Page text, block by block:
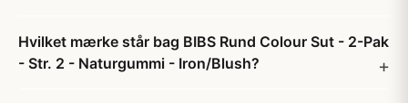
Hvilket mærke står bag BIBS Rund Colour Sut - 2-Pak
- Str. 2 - Naturgummi - Iron/Blush?